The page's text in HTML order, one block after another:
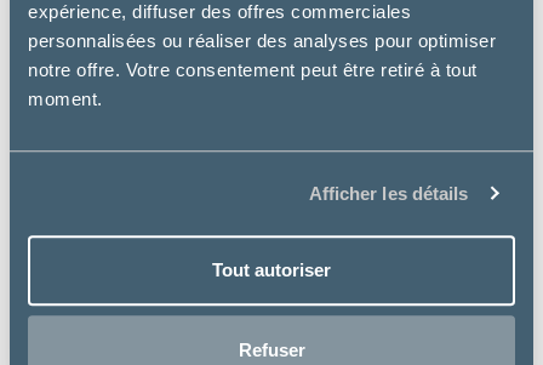
expérience, diffuser des offres commerciales
personnalisées ou réaliser des analyses pour optimiser
notre offre. Votre consentement peut être retiré à tout
moment.
Afficher les détails
Tout autoriser
Refuser